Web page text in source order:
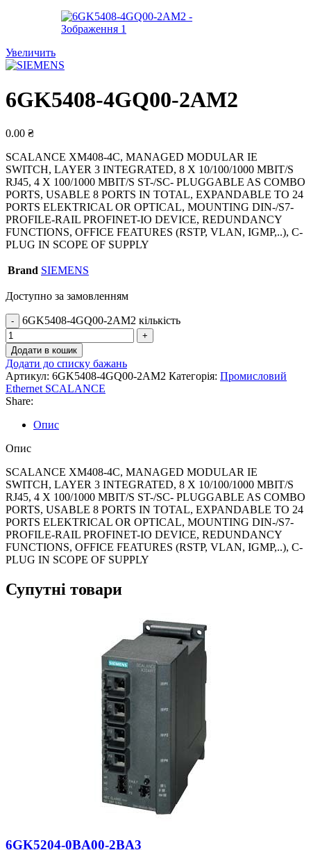
Увеличить
6GK5408-4GQ00-2AM2
0.00 ₴
SCALANCE XM408-4C, MANAGED MODULAR IE
SWITCH, LAYER 3 INTEGRATED, 8 X 10/100/1000 MBIT/S
RJ45, 4 X 100/1000 MBIT/S ST-/SC- PLUGGABLE AS COMBO
PORTS, USABLE 8 PORTS IN TOTAL, EXPANDABLE TO 24
PORTS ELEKTRICAL OR OPTICAL, MOUNTING DIN-/S7-
PROFILE-RAIL PROFINET-IO DEVICE, REDUNDANCY
FUNCTIONS, OFFICE FEATURES (RSTP, VLAN, IGMP,..), C-
PLUG IN SCOPE OF SUPPLY
Brand SIEMENS
Доступно за замовленням
6GK5408-4GQ00-2AM2 кількість
Додати в кошик
Додати до списку бажань
Артикул: 6GK5408-4GQ00-2AM2 Категорія: Промисловий
Ethernet SCALANCE
Share:
Опис
Опис
SCALANCE XM408-4C, MANAGED MODULAR IE
SWITCH, LAYER 3 INTEGRATED, 8 X 10/100/1000 MBIT/S
RJ45, 4 X 100/1000 MBIT/S ST-/SC- PLUGGABLE AS COMBO
PORTS, USABLE 8 PORTS IN TOTAL, EXPANDABLE TO 24
PORTS ELEKTRICAL OR OPTICAL, MOUNTING DIN-/S7-
PROFILE-RAIL PROFINET-IO DEVICE, REDUNDANCY
FUNCTIONS, OFFICE FEATURES (RSTP, VLAN, IGMP,..), C-
PLUG IN SCOPE OF SUPPLY
Супутні товари
6GK5204-0BA00-2BA3